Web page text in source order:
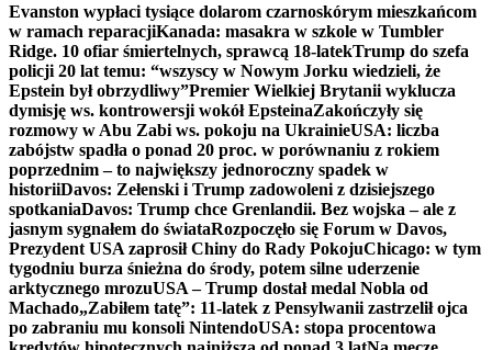
Evanston wypłaci tysiące dolarom czarnoskórym mieszkańcom
w ramach reparacjiKanada: masakra w szkole w Tumbler
Ridge. 10 ofiar śmiertelnych, sprawcą 18-latekTrump do szefa
policji 20 lat temu: “wszyscy w Nowym Jorku wiedzieli, że
Epstein był obrzydliwy”Premier Wielkiej Brytanii wyklucza
dymisję ws. kontrowersji wokół EpsteinaZakończyły się
rozmowy w Abu Zabi ws. pokoju na UkrainieUSA: liczba
zabójstw spadła o ponad 20 proc. w porównaniu z rokiem
poprzednim – to największy jednoroczny spadek w
historiiDavos: Zełenski i Trump zadowoleni z dzisiejszego
spotkaniaDavos: Trump chce Grenlandii. Bez wojska – ale z
jasnym sygnałem do świataRozpoczęło się Forum w Davos,
Prezydent USA zaprosił Chiny do Rady PokojuChicago: w tym
tygodniu burza śnieżna do środy, potem silne uderzenie
arktycznego mrozuUSA – Trump dostał medal Nobla od
Machado„Zabiłem tatę”: 11-latek z Pensylwanii zastrzelił ojca
po zabraniu mu konsoli NintendoUSA: stopa procentowa